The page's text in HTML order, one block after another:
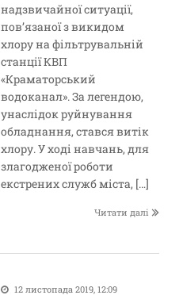
надзвичайної ситуації,
пов’язаної з викидом
хлору на фільтрувальній
станції КВП
«Краматорський
водоканал». За легендою,
унаслідок руйнування
обладнання, стався витік
хлору. У ході навчань, для
злагодженої роботи
екстрених служб міста, […]
Читати далі
12 листопада 2019, 12:09